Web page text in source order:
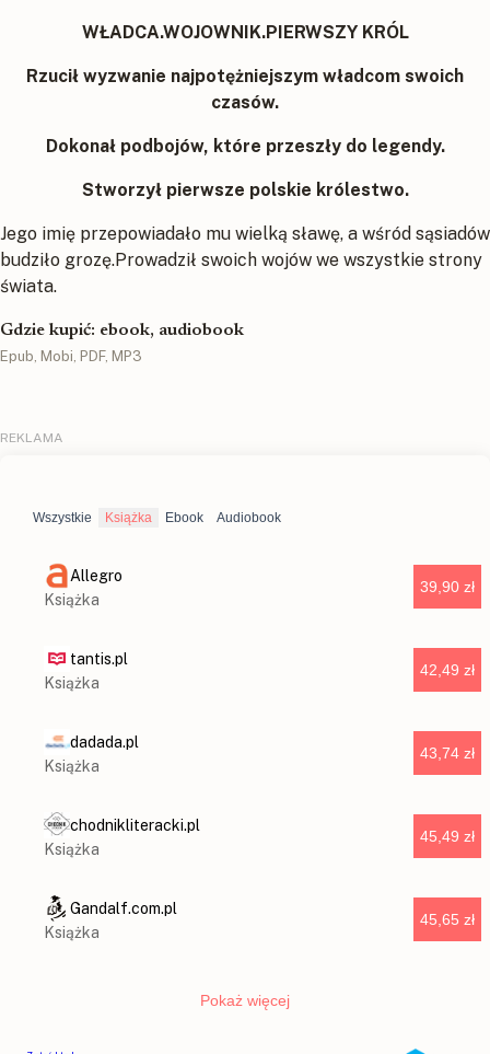
WŁADCA.WOJOWNIK.PIERWSZY KRÓL
Rzucił wyzwanie najpotężniejszym władcom swoich
czasów.
Dokonał podbojów, które przeszły do legendy.
Stworzył pierwsze polskie królestwo.
Jego imię przepowiadało mu wielką sławę, a wśród sąsiadów
budziło grozę.Prowadził swoich wojów we wszystkie strony
świata.
Gdzie kupić: ebook, audiobook
Epub, Mobi, PDF, MP3